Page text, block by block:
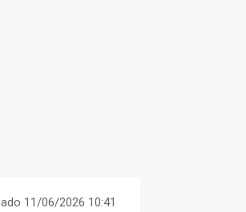
11/06/2026 10:41